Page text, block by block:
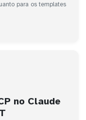
para os templates
no Claude